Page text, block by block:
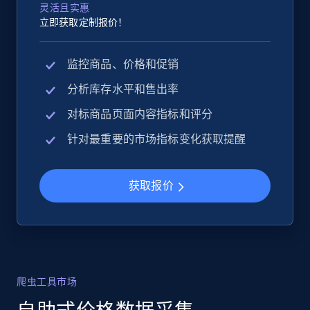
灵活且实惠
立即获取定制报价！
监控商品、价格和促销
分析库存水平和售出率
对标商品页面内容指标和评分
针对最重要的市场指标变化获取提醒
获取报价
爬虫工具市场